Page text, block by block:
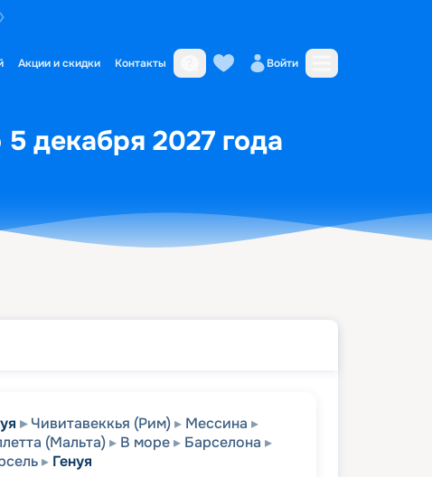
Акции и скидки Контакты Войти
декабря 2027 года
Чивитавеккья (Рим)
Мессина
(Мальта)
В море
Барселона
Генуя